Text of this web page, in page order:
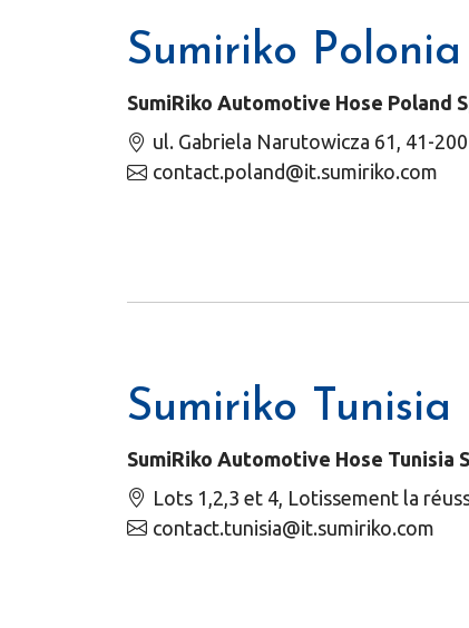
Sumiriko Polonia
SumiRiko Automotive Hose Poland
ul. Gabriela Narutowicza 61, 41-
contact.poland@it.sumiriko.com
Sumiriko Tunisia
SumiRiko Automotive Hose Tunisia
Lots 1,2,3 et 4, Lotissement la
contact.tunisia@it.sumiriko.com